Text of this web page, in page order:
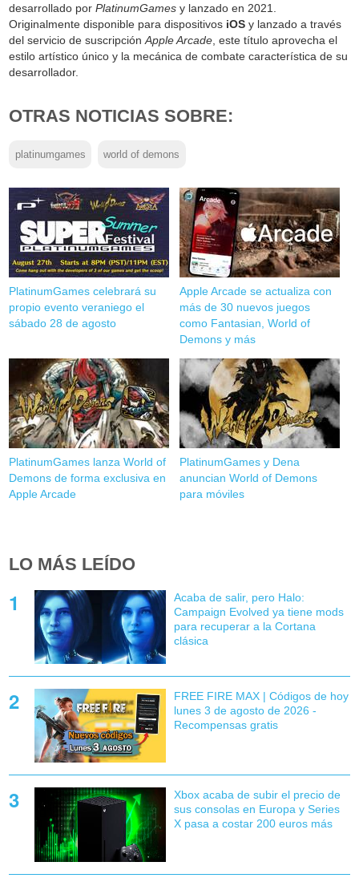
desarrollado porPlatinumGames y lanzado en 2021.
Originalmente disponible para dispositivos iOS y lanzado a través
del servicio de suscripciónApple Arcade , este título aprovecha el
estilo artístico único y la mecánica de combate característica de su
desarrollador.
OTRAS NOTICIAS SOBRE:
platinumgames world of demons
PlatinumGames celebrará su
propio evento veraniego el
sábado 28 de agosto
Apple Arcade se actualiza con
más de 30 nuevos juegos
como Fantasian, World of
Demons y más
PlatinumGames lanza World of
Demons de forma exclusiva en
Apple Arcade
PlatinumGames y Dena
anuncian World of Demons
para móviles
LO MÁS LEÍDO
Acaba de salir, pero Halo:
Campaign Evolved ya tiene mods
para recuperar a la Cortana
clásica
FREE FIRE MAX | Códigos de hoy
lunes 3 de agosto de 2026 -
Recompensas gratis
Xbox acaba de subir el precio de
sus consolas en Europa y Series
X pasa a costar 200 euros más